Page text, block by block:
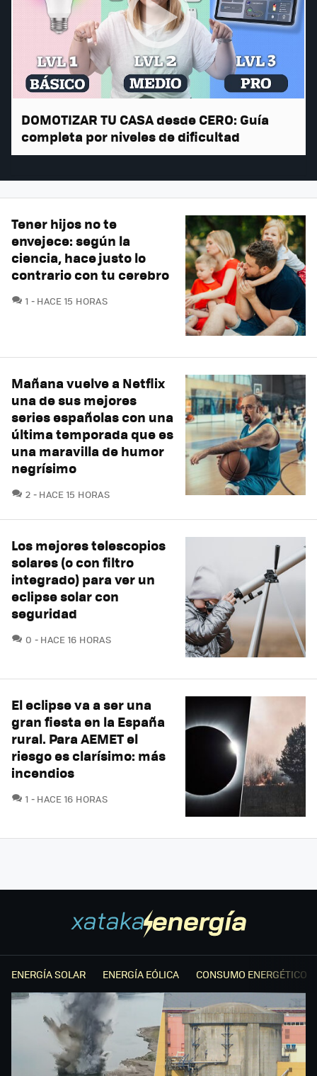
DOMOTIZAR TU CASA desde CERO: Guía
completa por niveles de dificultad
Tener hijos no te
envejece: según la
ciencia, hace justo lo
contrario con tu cerebro
1 COMENTARIOS
HACE 15 HORAS
Mañana vuelve a Netflix
una de sus mejores
series españolas con una
última temporada que es
una maravilla de humor
negrísimo
2 COMENTARIOS
HACE 15 HORAS
Los mejores telescopios
solares (o con filtro
integrado) para ver un
eclipse solar con
seguridad
0 COMENTARIOS
HACE 16 HORAS
El eclipse va a ser una
gran fiesta en la España
rural. Para AEMET el
riesgo es clarísimo: más
incendios
1 COMENTARIOS
HACE 16 HORAS
ENERGÍA SOLAR ENERGÍA EÓLICA CONSUMO ENERGÉTICO